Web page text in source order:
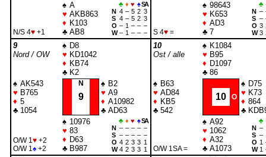
N/S 4♥ +1
♠ A
♥ AKB863
♦ K103
♣ AB8
♣ ♦ ♥ ♠ SA
N 4 – 5 2 3
S
4 – 5 2 3
O – 1 – – –
W – 1 – – – S 4♥ =
♠ 98643
♥ K653
♦ AD3
♣ 7
♣
N –
S
–
O 3
W 3
9
Nord / OW
♠ D8
♥ KD1042
♦ KB74
♣ K2
♠ AK543
♥ B765
♦ 5
♣ 1054
N
9
♠ B2
♥ A9
♦ A10982
♣ AD63
O/W 1♥ +2
O/W 1♠ +2
♠ 10976
♥ 83
♦ D63
♣ B987
♣ ♦ ♥ ♠ SA
N – – – – –
S
– – – – –
O 4 2 3 3
1
W 4 2 3 3 1
10
Ost / alle
♠ K1084
♥ B95
♦ D1097
♣ 86
♠ B63
♥ AD84
♦ KB5
♣ 542
10 O
♠ D75
♥ K73
♦ 864
♣
O/W 1SA=
♠ A92
♥ 1062
♦ A32
♣ A1073
♣
N –
S
–
O 1
W 1